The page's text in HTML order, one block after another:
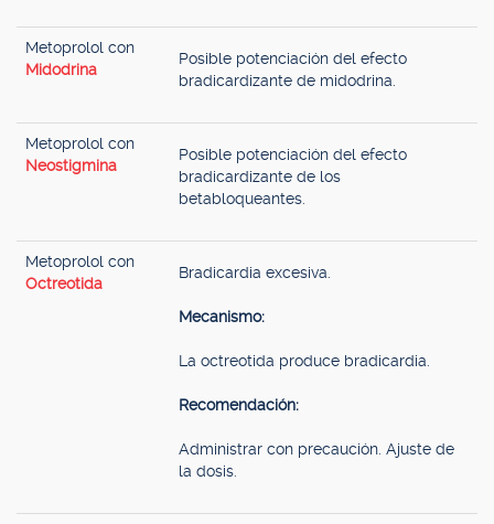
Metoprolol con
Midodrina
Posible potenciación del efecto
bradicardizante de midodrina.
Metoprolol con
Neostigmina
Posible potenciación del efecto
bradicardizante de los
betabloqueantes.
Metoprolol con
Octreotida
Bradicardia excesiva.
Mecanismo:
La octreotida produce bradicardia.
Recomendación:
Administrar con precaución. Ajuste de
la dosis.